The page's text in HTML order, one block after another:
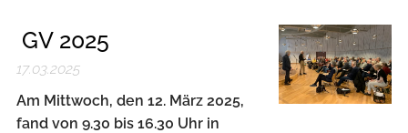
GV 2025
17.03.2025
Am Mittwoch, den 12. März 2025,
fand von 9.30 bis 16.30 Uhr in